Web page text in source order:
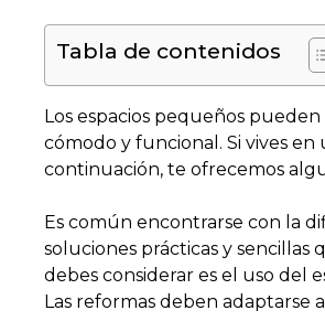
Tabla de contenidos
Los espacios pequeños
cómodo y funcional. Si vives en
continuación, te ofrecemos
Es común encontrarse con la
soluciones prácticas y
debes considerar es el uso del
Las reformas deben adaptarse